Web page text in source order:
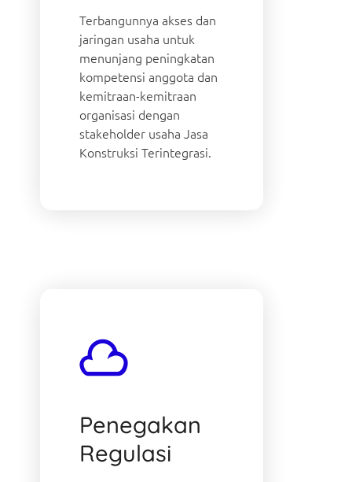
Terbangunnya akses dan
jaringan usaha untuk
menunjang peningkatan
kompetensi anggota dan
kemitraan-kemitraan
organisasi dengan
stakeholder usaha Jasa
Konstruksi Terintegrasi.
Penegakan
Regulasi